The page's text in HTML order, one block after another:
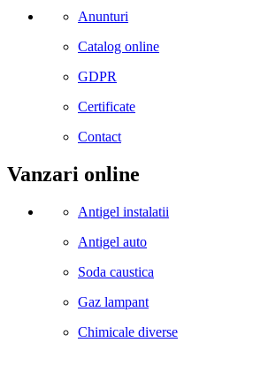
Anunturi
Catalog online
GDPR
Certificate
Contact
Vanzari online
Antigel instalatii
Antigel auto
Soda caustica
Gaz lampant
Chimicale diverse